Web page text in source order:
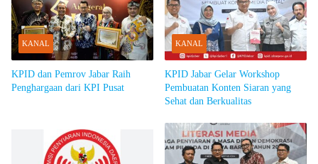
KANAL
KPID dan Pemrov Jabar Raih
Penghargaan dari KPI Pusat
KANAL
KPID Jabar Gelar Workshop
Pembuatan Konten Siaran yang
Sehat dan Berkualitas